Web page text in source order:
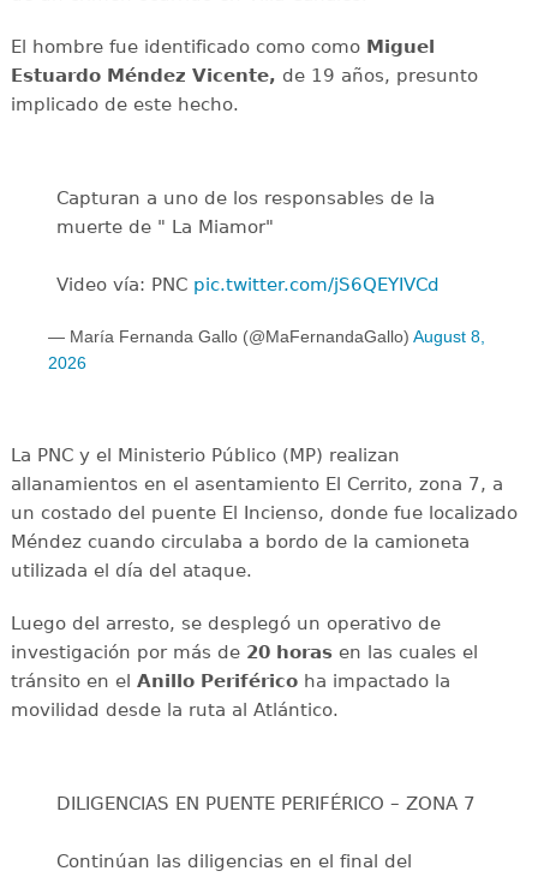
El hombre fue identificado como comoMiguel
Estuardo Méndez Vicente, de 19 años, presunto
implicado de este hecho.
Capturan a uno de los responsables de la
muerte de " La Miamor"
Video vía: PNC pic.twitter.com/jS6QEYIVCd
— María Fernanda Gallo (@MaFernandaGallo) August 8,
2026
La PNC y el Ministerio Público (MP) realizan
allanamientos en el asentamiento El Cerrito, zona 7, a
un costado del puente El Incienso, donde fue localizado
Méndez cuando circulaba a bordo de la camioneta
utilizada el día del ataque.
Luego del arresto, se desplegó un operativo de
investigación por más de 20 horasen las cuales el
tránsito en el Anillo Periféricoha impactado la
movilidad desde la ruta al Atlántico.
DILIGENCIAS EN PUENTE PERIFÉRICO – ZONA 7
Continúan las diligencias en el final del